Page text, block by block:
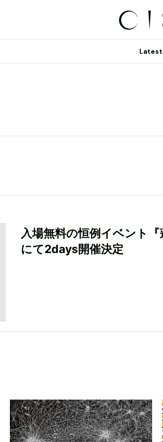
Latest
入場無料の恒例イベント
にて2days開催決定